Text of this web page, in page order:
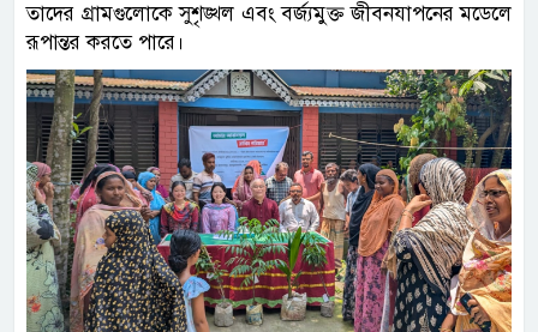
তাদের গ্রামগুলোকে সুশৃঙ্খল এবং বর্জ্যমুক্ত জীবনযাপনের মডেলে
রূপান্তর করতে পারে।